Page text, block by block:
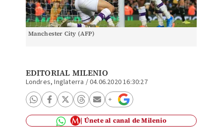
Manchester City (AFP)
EDITORIAL MILENIO
Londres, Inglaterra /04.06.2020 16:30:27
Únete al canal de Milenio